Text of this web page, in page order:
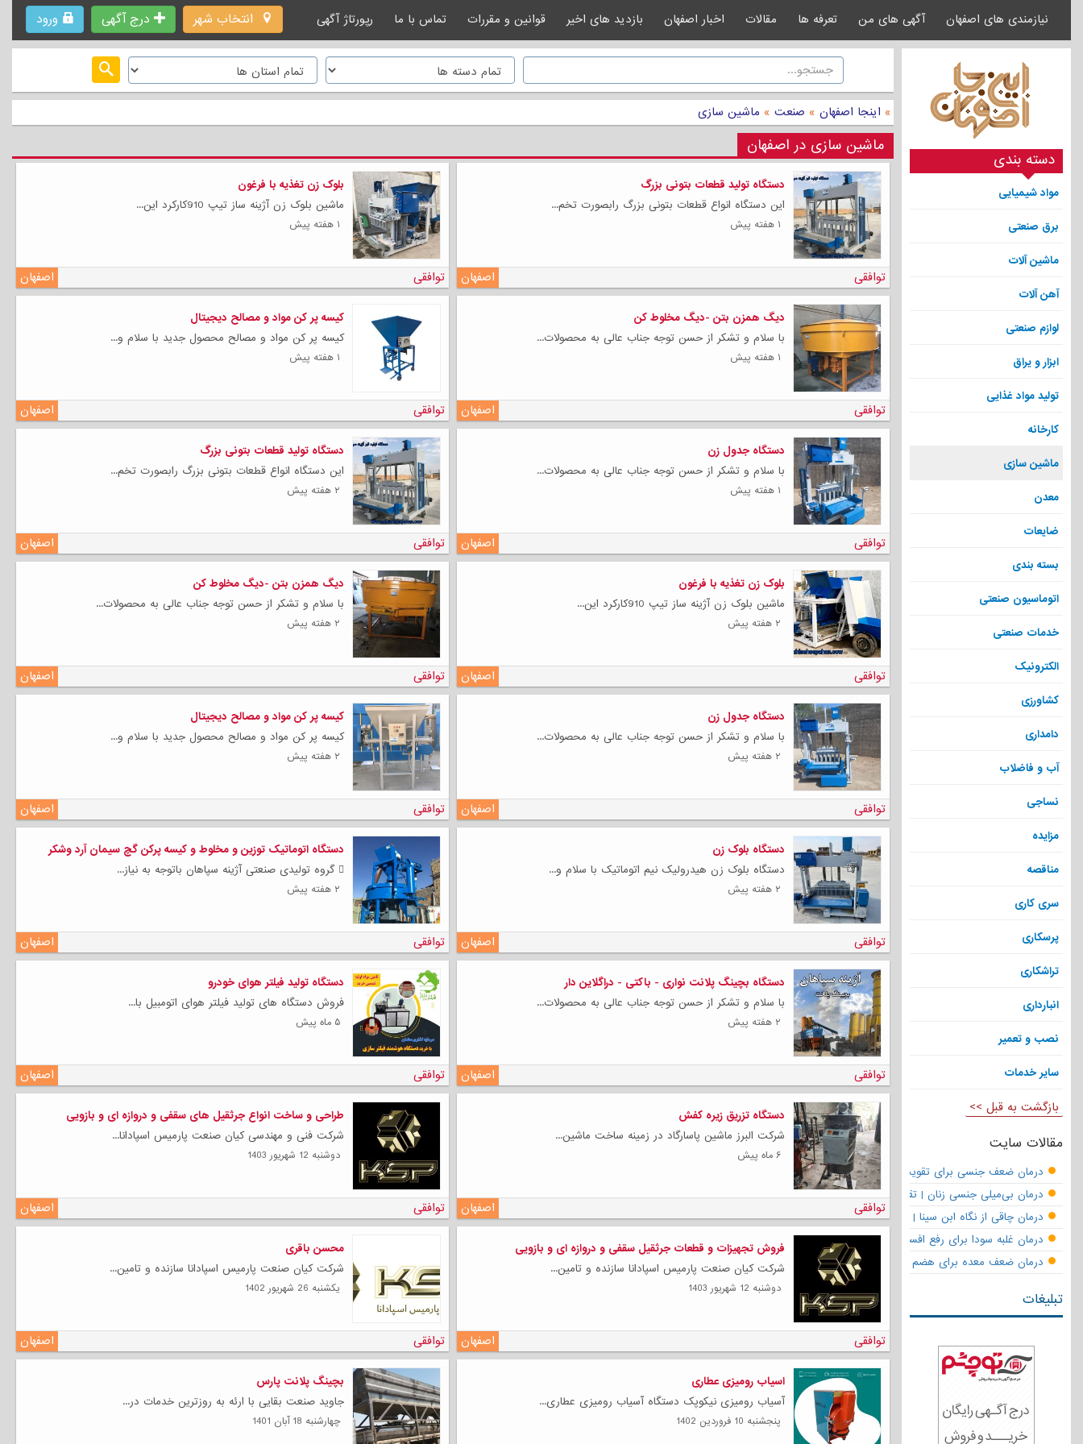
انتخاب شهر درج آگهی ورود نیازمندی های اصفهان آگهی های من تعرفه ها مقالات اخبار اصفهان بازدید های اخیر قوانین و مقررات تماس با ما رپورتاژ آگهی
دسته بندی
مواد شیمیایی
برق صنعتی
ماشین آلات
آهن آلات
لوازم صنعتی
ابزار و یراق
تولید مواد غذایی
کارخانه
ماشین سازی
معدن
ضایعات
بسته بندی
اتوماسیون صنعتی
خدمات صنعتی
الکترونیک
کشاورزی
دامداری
آب و فاضلاب
نساجی
مزایده
مناقصه
سری کاری
پرسکاری
تراشکاری
انبارداری
نصب و تعمیر
سایر خدمات
بازگشت به قبل >>
مقالات سایت
درمان ضعف جنسی برای تقویت قوای مردانه | تقویت نعوظ و رفع زودانزالی
درمان بی‌میلی جنسی زنان | تقویت قوای جنسی و بازگشت لذت
درمان چاقی از نگاه ابن سینا | نسخه حکما برای کاهش وزن طبیعی
درمان غلبه سودا برای رفع افسردگی
درمان ضعف معده برای هضم قوی
تبلیغات
» اینجا اصفهان » صنعت » ماشین سازی
ماشین سازی در اصفهان
دستگاه تولید قطعات بتونی بزرگ
این دستگاه انواع قطعات بتونی بزرگ رابصورت تخم...
۱ هفته پیش
اصفهان توافقی
بلوک زن تغذیه با فرغون
ماشین بلوک زن آژینه ساز تیپ 910کارکرد این...
۱ هفته پیش
اصفهان توافقی
دیگ همزن بتن -دیگ مخلوط کن
با سلام و تشکر از حسن توجه جناب عالی به محصولات...
۱ هفته پیش
اصفهان توافقی
کیسه پر کن مواد و مصالح دیجیتال
کیسه پر کن مواد و مصالح محصول جدید با سلام و...
۱ هفته پیش
اصفهان توافقی
دستگاه جدول زن
با سلام و تشکر از حسن توجه جناب عالی به محصولات...
۱ هفته پیش
اصفهان توافقی
دستگاه تولید قطعات بتونی بزرگ
این دستگاه انواع قطعات بتونی بزرگ رابصورت تخم...
۲ هفته پیش
اصفهان توافقی
بلوک زن تغذیه با فرغون
ماشین بلوک زن آژینه ساز تیپ 910کارکرد این...
۲ هفته پیش
اصفهان توافقی
دیگ همزن بتن -دیگ مخلوط کن
با سلام و تشکر از حسن توجه جناب عالی به محصولات...
۲ هفته پیش
اصفهان توافقی
دستگاه جدول زن
با سلام و تشکر از حسن توجه جناب عالی به محصولات...
۲ هفته پیش
اصفهان توافقی
کیسه پر کن مواد و مصالح دیجیتال
کیسه پر کن مواد و مصالح محصول جدید با سلام و...
۲ هفته پیش
اصفهان توافقی
دستگاه بلوک زن
دستگاه بلوک زن هیدرولیک نیم اتوماتیک با سلام و...
۲ هفته پیش
اصفهان توافقی
دستگاه اتوماتیک توزین و مخلوط و کیسه پرکن گچ سیمان آرد وشکر
 گروه تولیدی صنعتی آژینه سپاهان باتوجه به نیاز...
۲ هفته پیش
اصفهان توافقی
دستگاه بچینگ پلانت نواری - باکتی - دراگلاین دار
با سلام و تشکر از حسن توجه جناب عالی به محصولات...
۲ هفته پیش
اصفهان توافقی
دستگاه تولید فیلتر هوای خودرو
فروش دستگاه های تولید فیلتر هوای اتومبیل با...
۵ ماه پیش
اصفهان توافقی
دستگاه تزریق زیره کفش
شرکت البرز ماشین پاسارگاد در زمینه ساخت ماشین...
۶ ماه پیش
اصفهان توافقی
طراحی و ساخت انواع جرثقیل های سقفی و دروازه ای و بازویی
شرکت فنی و مهندسی کیان صنعت پارمیس اسپادانا...
دوشنبه 12 شهریور 1403
اصفهان توافقی
فروش تجهیزات و قطعات جرثقیل سقفی و دروازه ای و بازویی
شرکت کیان صنعت پارمیس اسپادانا سازنده و تامین...
دوشنبه 12 شهریور 1403
اصفهان توافقی
محسن باقری
شرکت کیان صنعت پارمیس اسپادانا سازنده و تامین...
يكشنبه 26 شهریور 1402
اصفهان توافقی
اسیاب رومیزی عطاری
آسیاب رومیزی نیکوپک دستگاه آسیاب رومیزی عطاری...
پنجشنبه 10 فروردين 1402
بچینگ پلانت پارس
جاوید صنعت بقایی با ارئه به روزترین خدمات در...
چهارشنبه 18 آبان 1401